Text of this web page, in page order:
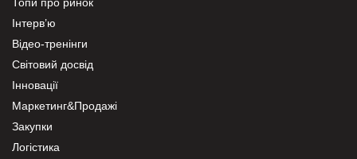
Інтерв’ю
Відео-тренінги
Світовий досвід
Інновації
Маркетинг&Продажі
Закупки
Логістика